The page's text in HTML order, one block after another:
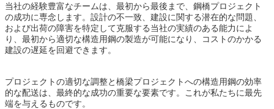
当社の経験豊富なチームは、最初から最後まで、鋼橋プロジェクト
の成功に専念します。設計の不一致、建設に関する潜在的な問題、
および出荷の障害を特定して克服する当社の実績のある能力によ
り、最初から適切な構造用鋼の製造が可能になり、コストのかかる
建設の遅延を回避できます。
プロジェクトの適切な調整と橋梁プロジェクトへの構造用鋼の効率
的な配送は、最終的な成功の重要な要素です。これが私たちに最先
端を与えるものです。